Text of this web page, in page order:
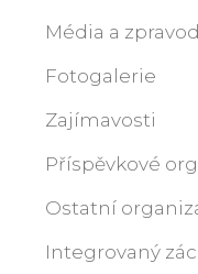
Média a
Fotogalerie
Zajímavosti
Příspěvkové
Ostatní
Integrovaný